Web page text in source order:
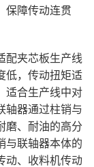
保障传动连贯
配夹芯板生产线
低，传动扭矩适
适合生产线中对
轴器通过柱销与
磨、耐油的高分
与联轴器本体的
动、收料机传动